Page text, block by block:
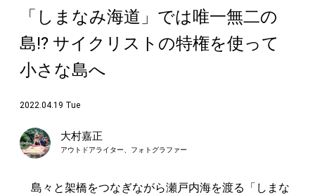
「しまなみ海道」では唯一無二の
島!? サイクリストの特権を使って
小さな島へ
2022.04.19 Tue
大村嘉正
アウトドアライター、フォトグラファー
島々と架橋をつなぎながら瀬戸内海を渡る「しまな